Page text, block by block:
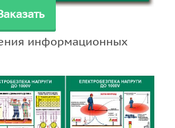
информационных